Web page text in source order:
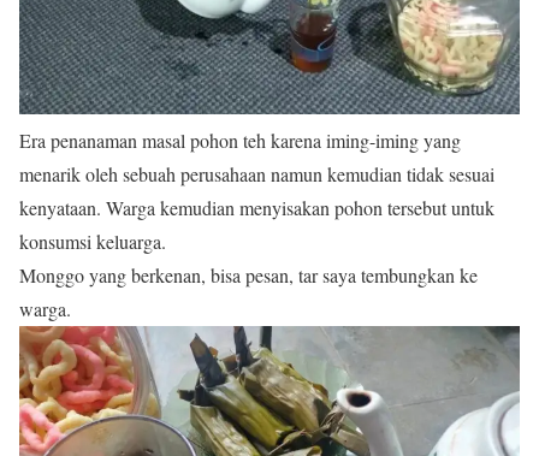
Era penanaman masal pohon teh karena iming-iming yang
menarik oleh sebuah perusahaan namun kemudian tidak sesuai
kenyataan. Warga kemudian menyisakan pohon tersebut untuk
konsumsi keluarga.
Monggo yang berkenan, bisa pesan, tar saya tembungkan ke
warga.